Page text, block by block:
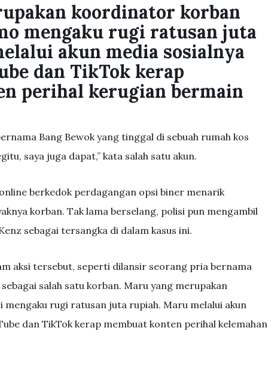
koordinator korban
mengaku rugi ratusan juta
akun media sosialnya
dan TikTok kerap
perihal kerugian bermain
Bang Bewok yang tinggal di sebuah rumah kos
saya juga dapat,” kata salah satu akun.
berkedok perdagangan opsi biner menarik
korban. Tak lama berselang, polisi pun mengambil
sebagai tersangka di dalam kasus ini.
aksi tersebut, seperti dilansir seorang pria bernama
salah satu korban. Maru yang merupakan
rugi ratusan juta rupiah. Maru melalui akun
dan TikTok kerap membuat konten perihal kelemahan